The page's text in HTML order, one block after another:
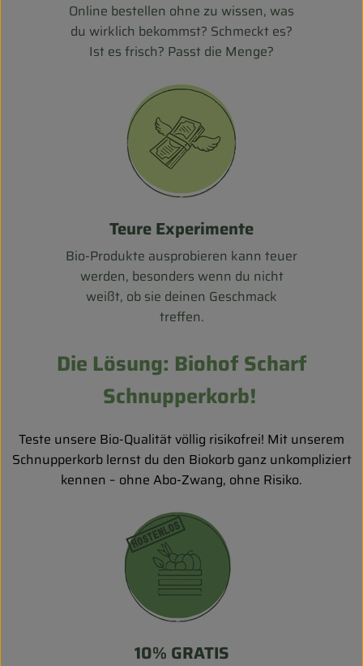
Online bestellen ohne zu wissen, was
du wirklich bekommst? Schmeckt es?
Ist es frisch? Passt die Menge?
Teure Experimente
Bio-Produkte ausprobieren kann teuer
werden, besonders wenn du nicht
weißt, ob sie deinen Geschmack
treffen.
Die Lösung: Biohof Scharf
Schnupperkorb!
Teste unsere Bio-Qualität völlig risikofrei! Mit unserem
Schnupperkorb lernst du den Biokorb ganz unkompliziert
kennen – ohne Abo-Zwang, ohne Risiko.
10% GRATIS